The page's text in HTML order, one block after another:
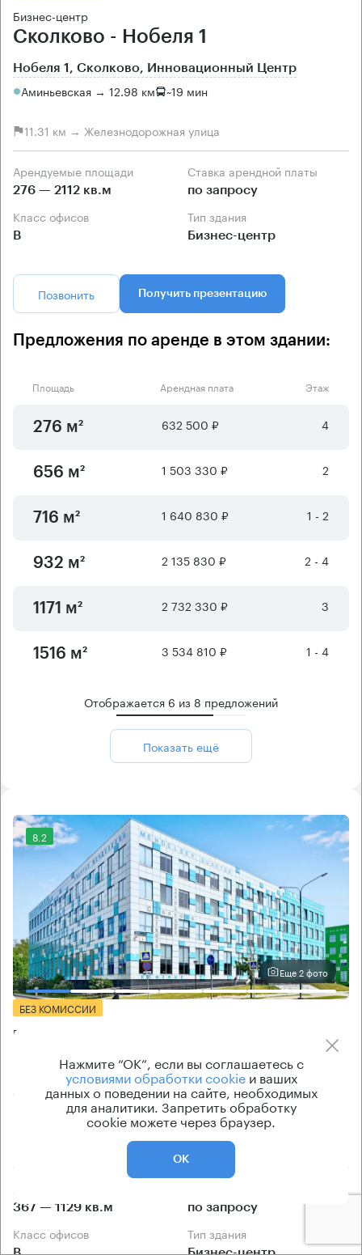
Бизнес-центр
Сколково - Нобеля 1
Нобеля 1, Сколково, Инновационный Центр
Аминьевская → 12.98 км ~19 мин
11.31 км → Железнодорожная улица
Арендуемые площади
276 — 2112 кв.м
Ставка арендной платы
по запросу
Класс офисов
B
Тип здания
Бизнес-центр
Позвонить Получить презентацию
Предложения по аренде в этом здании:
Площадь Арендная плата Этаж
276 м² 632 500 ₽ 4
656 м² 1 503 330 ₽ 2
716 м² 1 640 830 ₽ 1 - 2
932 м² 2 135 830 ₽ 2 - 4
1171 м² 2 732 330 ₽ 3
1516 м² 3 534 810 ₽ 1 - 4
Отображается 6 из 8 предложений
Показать ещё
8.2
Еще 2 фото
БЕЗ КОМИССИИ
Бизнес-центр
Нобеля 5, Сколково, Инновационный Центр
Аминьевская → 12.82 км ~19 мин
11.36 км → Железнодорожная улица
367 — 1129 кв.м по запросу
Класс офисов Тип здания
Нажмите “ОК”, если вы соглашаетесь с
условиями обработки cookieи ваших
данных о поведении на сайте, необходимых
для аналитики. Запретить обработку
cookie можете через браузер.
ОК